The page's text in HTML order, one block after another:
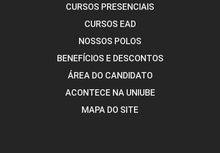
CURSOS PRESENCIAIS
CURSOS EAD
NOSSOS POLOS
BENEFÍCIOS E DESCONTOS
ÁREA DO CANDIDATO
ACONTECE NA UNIUBE
MAPA DO SITE